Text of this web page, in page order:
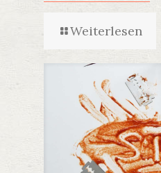
Weiterlesen